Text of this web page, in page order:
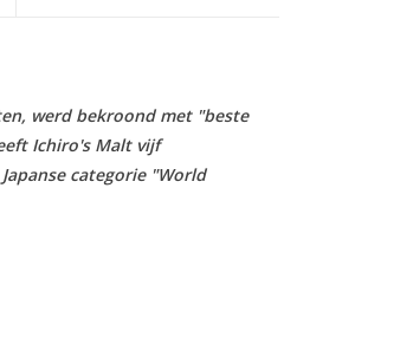
werd bekroond met "beste
Ichiro's Malt vijf
categorie "World